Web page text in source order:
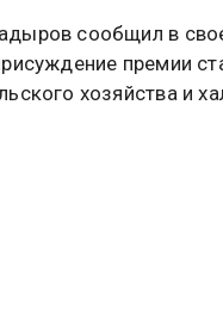
сообщил в
премии
хозяйства и